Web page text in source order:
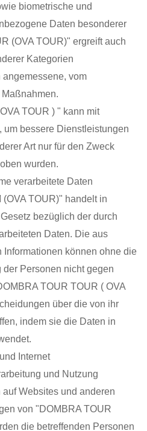
biometrische und
Daten besonderer
(OVA TOUR)" ergreift auch
Kategorien
vom
TOUR ) " kann mit
um bessere Dienstleistungen
Art nur für den Zweck
wurden.
verarbeitete Daten
TOUR)" handelt in
bezüglich der durch
Daten. Die aus
können ohne die
Personen nicht gegen
TOUR TOUR ( OVA
über die von ihr
indem sie die Daten in
Internet
und Nutzung
Websites und anderen
von "DOMBRA TOUR
die betreffenden Personen